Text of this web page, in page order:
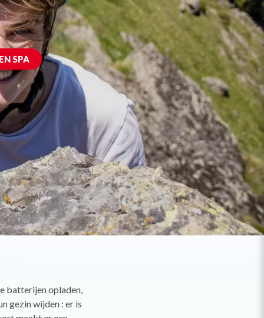
SPA
batterijen opladen,
gezin wijden : er is